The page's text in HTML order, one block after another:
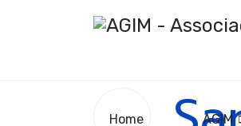
Home AGIM
Jul.